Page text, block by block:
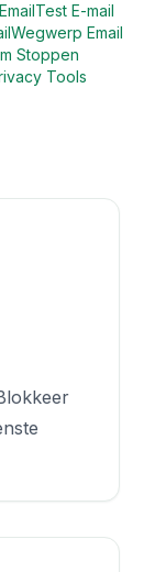
Test E-mail
Wegwerp Email
Stoppen
Tools